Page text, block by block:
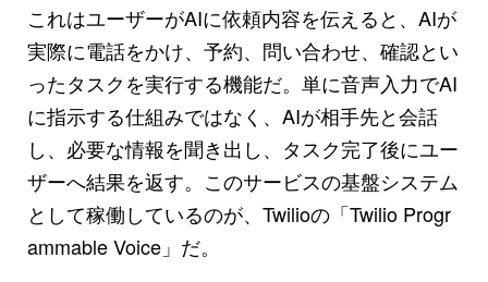
これはユーザーがAIに依頼内容を伝えると、AIが
実際に電話をかけ、予約、問い合わせ、確認とい
ったタスクを実行する機能だ。単に音声入力でAI
に指示する仕組みではなく、AIが相手先と会話
し、必要な情報を聞き出し、タスク完了後にユー
ザーへ結果を返す。このサービスの基盤システム
として稼働しているのが、Twilioの「Twilio Progr
ammable Voice」だ。